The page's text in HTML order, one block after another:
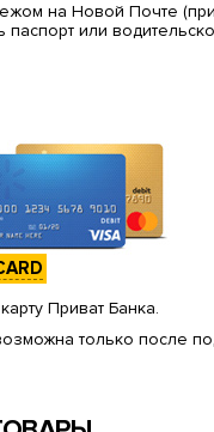
на Новой Почте
или
Приват Банка.
только после